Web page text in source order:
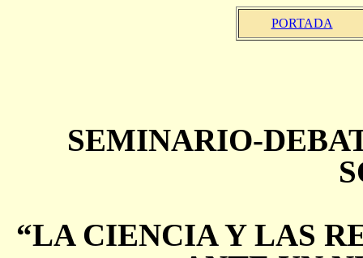
PORTADA
SEMINARIO-
“LA CIENCIA Y LAS